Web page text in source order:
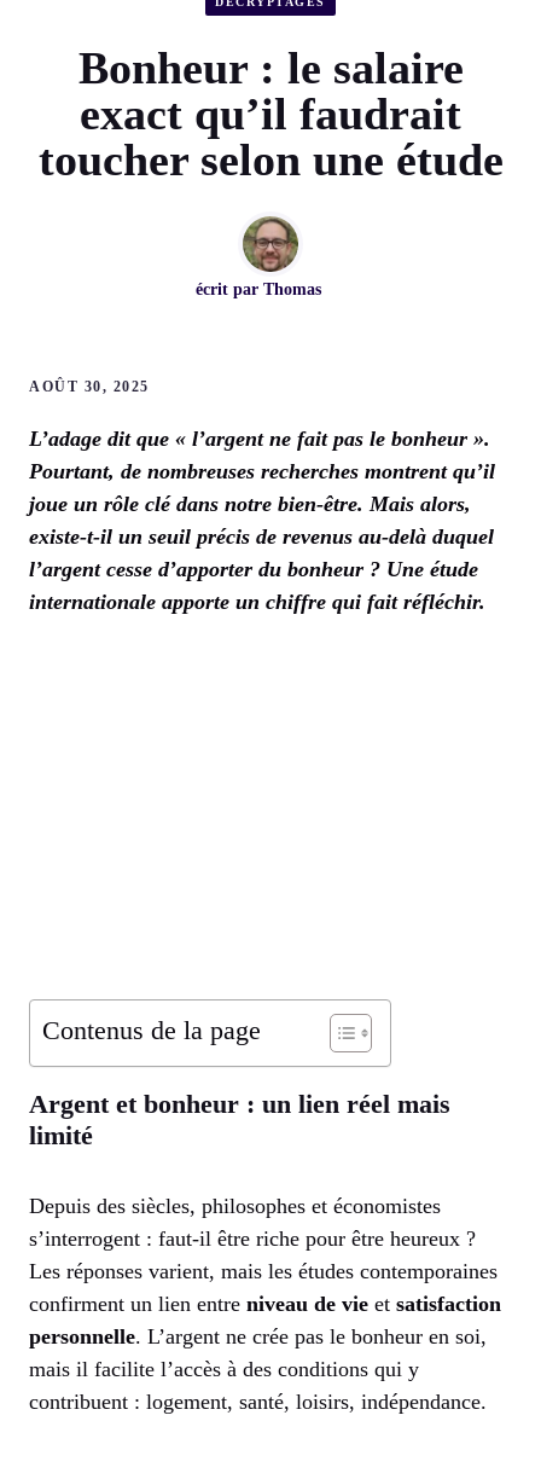
Bonheur : le salaire
exact qu’il faudrait
toucher selon une étude
écrit par Thomas
AOÛT 30, 2025
L’adage dit que « l’argent ne fait pas le bonheur ».
Pourtant, de nombreuses recherches montrent qu’il
joue un rôle clé dans notre bien-être. Mais alors,
existe-t-il un seuil précis de revenus au-delà duquel
l’argent cesse d’apporter du bonheur ? Une étude
internationale apporte un chiffre qui fait réfléchir.
Contenus de la page
Argent et bonheur : un lien réel mais
limité
Depuis des siècles, philosophes et économistes
s’interrogent : faut-il être riche pour être heureux ?
Les réponses varient, mais les études contemporaines
confirment un lien entre niveau de vie et satisfaction
personnelle. L’argent ne crée pas le bonheur en soi,
mais il facilite l’accès à des conditions qui y
contribuent : logement, santé, loisirs, indépendance.